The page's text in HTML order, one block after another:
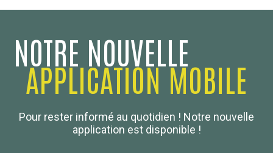
NOTRE NOUVELLE
APPLICATION MOBILE
Pour rester informé au quotidien ! Notre nouvelle
application est disponible !
Boulanger de France